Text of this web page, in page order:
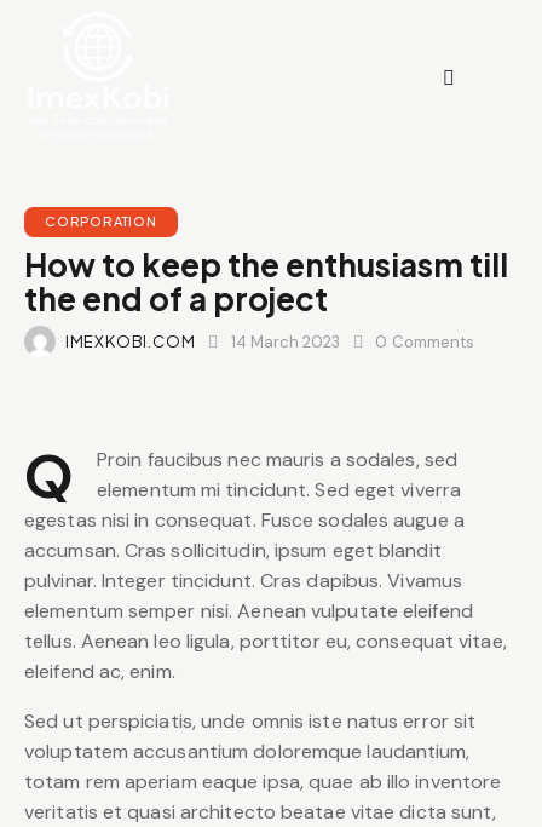
CORPORATION
How to keep the enthusiasm till
the end of a project
IMEXKOBI.COM 14 March 2023 0 Comments
Q
Proin faucibus nec mauris a sodales, sed
elementum mi tincidunt. Sed eget viverra
egestas nisi in consequat. Fusce sodales augue a
accumsan. Cras sollicitudin, ipsum eget blandit
pulvinar. Integer tincidunt. Cras dapibus. Vivamus
elementum semper nisi. Aenean vulputate eleifend
tellus. Aenean leo ligula, porttitor eu, consequat vitae,
eleifend ac, enim.
Sed ut perspiciatis, unde omnis iste natus error sit
voluptatem accusantium doloremque laudantium,
totam rem aperiam eaque ipsa, quae ab illo inventore
veritatis et quasi architecto beatae vitae dicta sunt,